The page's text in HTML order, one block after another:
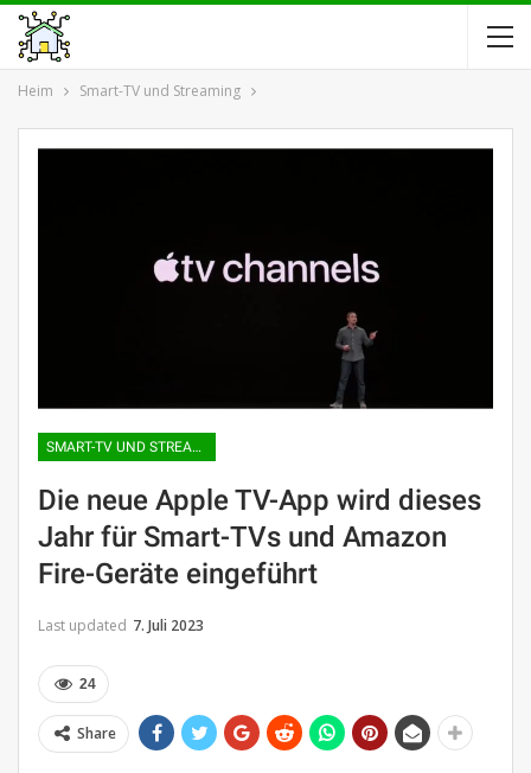
Heim Smart-TV und Streaming
SMART-TV UND STREAMING
Die neue Apple TV-App wird dieses
Jahr für Smart-TVs und Amazon
Fire-Geräte eingeführt
Last updated 7. Juli 2023
24
Share